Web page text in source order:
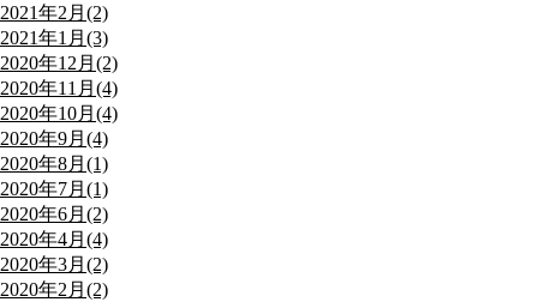
2021年2月(2)
2021年1月(3)
2020年12月(2)
2020年11月(4)
2020年10月(4)
2020年9月(4)
2020年8月(1)
2020年7月(1)
2020年6月(2)
2020年4月(4)
2020年3月(2)
2020年2月(2)